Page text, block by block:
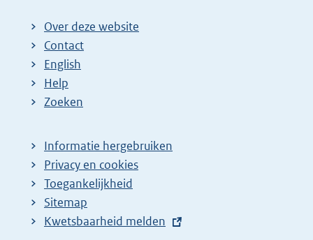
Over deze website
Contact
English
Help
Zoeken
Informatie hergebruiken
Privacy en cookies
Toegankelijkheid
Sitemap
E
Kwetsbaarheid melden